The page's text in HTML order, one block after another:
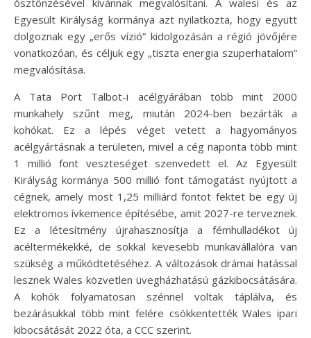
ösztönzésével kívánnak megvalósítani. A walesi és az
Egyesült Királyság kormánya azt nyilatkozta, hogy együtt
dolgoznak egy „erős vízió” kidolgozásán a régió jövőjére
vonatkozóan, és céljuk egy „tiszta energia szuperhatalom”
megvalósítása.
A Tata Port Talbot-i acélgyárában több mint 2000
munkahely szűnt meg, miután 2024-ben bezárták a
kohókat. Ez a lépés véget vetett a hagyományos
acélgyártásnak a területen, mivel a cég naponta több mint
1 millió font veszteséget szenvedett el. Az Egyesült
Királyság kormánya 500 millió font támogatást nyújtott a
cégnek, amely most 1,25 milliárd fontot fektet be egy új
elektromos ívkemence építésébe, amit 2027-re terveznek.
Ez a létesítmény újrahasznosítja a fémhulladékot új
acéltermékekké, de sokkal kevesebb munkavállalóra van
szükség a működtetéséhez. A változások drámai hatással
lesznek Wales közvetlen üvegházhatású gázkibocsátására.
A kohók folyamatosan szénnel voltak táplálva, és
bezárásukkal több mint felére csökkentették Wales ipari
kibocsátását 2022 óta, a CCC szerint.